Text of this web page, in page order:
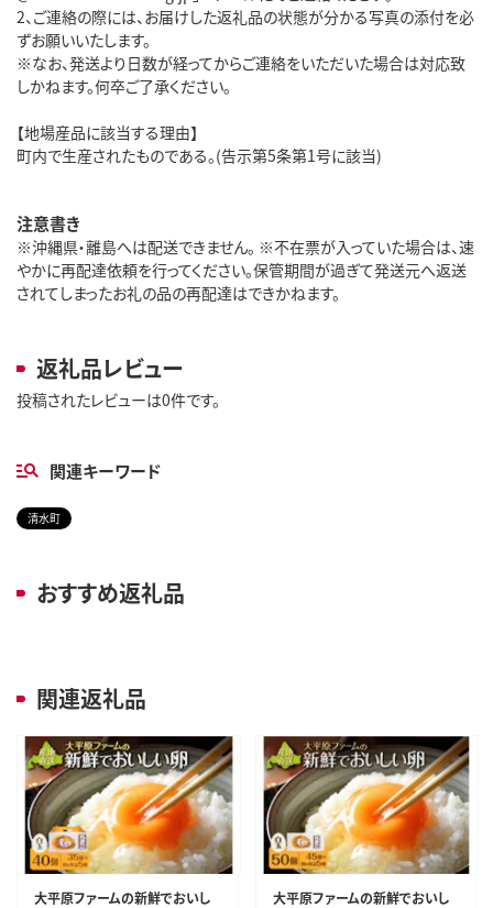
2、ご連絡の際には、お届けした返礼品の状態が分かる写真の添付を必
ずお願いいたします。
※なお、発送より日数が経ってからご連絡をいただいた場合は対応致
しかねます。何卒ご了承ください。
【地場産品に該当する理由】
町内で生産されたものである。(告示第5条第1号に該当)
注意書き
※沖縄県・離島へは配送できません。 ※不在票が入っていた場合は、速
やかに再配達依頼を行ってください。保管期間が過ぎて発送元へ返送
されてしまったお礼の品の再配達はできかねます。
返礼品レビュー
投稿されたレビューは0件です。
関連キーワード
清水町
おすすめ返礼品
関連返礼品
大平原ファームの新鮮でおいし
大平原ファームの新鮮でおいし